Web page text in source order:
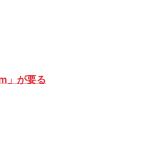
」が要る